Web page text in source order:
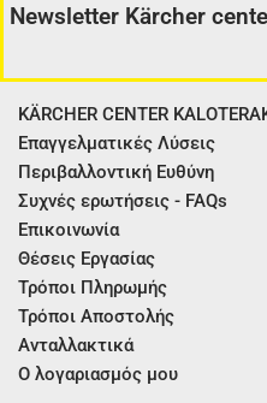
Newsletter Kärcher
KÄRCHER CENTER
Επαγγελματικές Λύσεις
Περιβαλλοντική Ευθύνη
Συχνές ερωτήσεις - FAQs
Επικοινωνία
Θέσεις Εργασίας
Τρόποι Πληρωμής
Τρόποι Αποστολής
Ανταλλακτικά
Ο λογαριασμός μου